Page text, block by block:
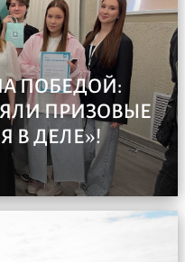
ПОБЕДОЙ:
ПРИЗОВЫЕ
В ДЕЛЕ»!
программы по